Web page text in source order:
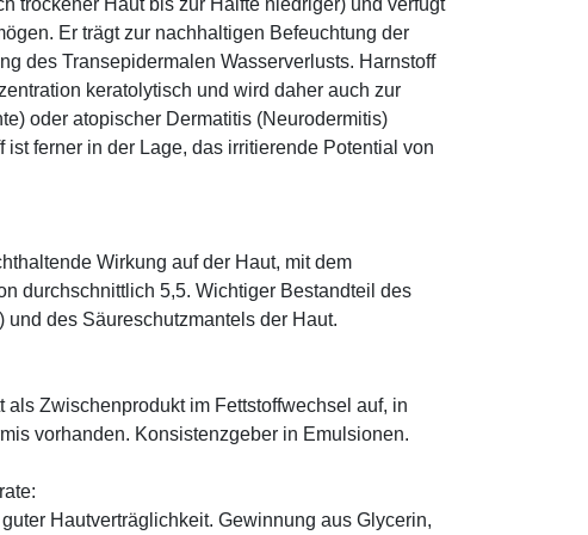
trockener Haut bis zur Hälfte niedriger) und verfügt
Er trägt zur nachhaltigen Befeuchtung der
des Transepidermalen Wasserverlusts. Harnstoff
keratolytisch und wird daher auch zur
oder atopischer Dermatitis (Neurodermitis)
ist ferner in der Lage, das irritierende Potential von
Wirkung auf der Haut, mit dem
durchschnittlich 5,5. Wichtiger Bestandteil des
des Säureschutzmantels der Haut.
Zwischenprodukt im Fettstoffwechsel auf, in
vorhanden. Konsistenzgeber in Emulsionen.
Hautverträglichkeit. Gewinnung aus Glycerin,